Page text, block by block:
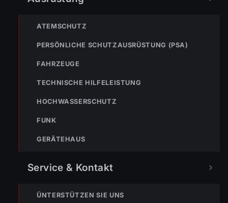
ATEMSCHUTZ
PERSÖNLICHE SCHUTZAUSRÜSTUNG (PSA)
FAHRZEUGE
TECHNISCHE HILFELEISTUNG
HOCHWASSERSCHUTZ
FUNK
GERÄTEHAUS
Service & Kontakt
ÜNTERSTÜTZEN SIE UNS